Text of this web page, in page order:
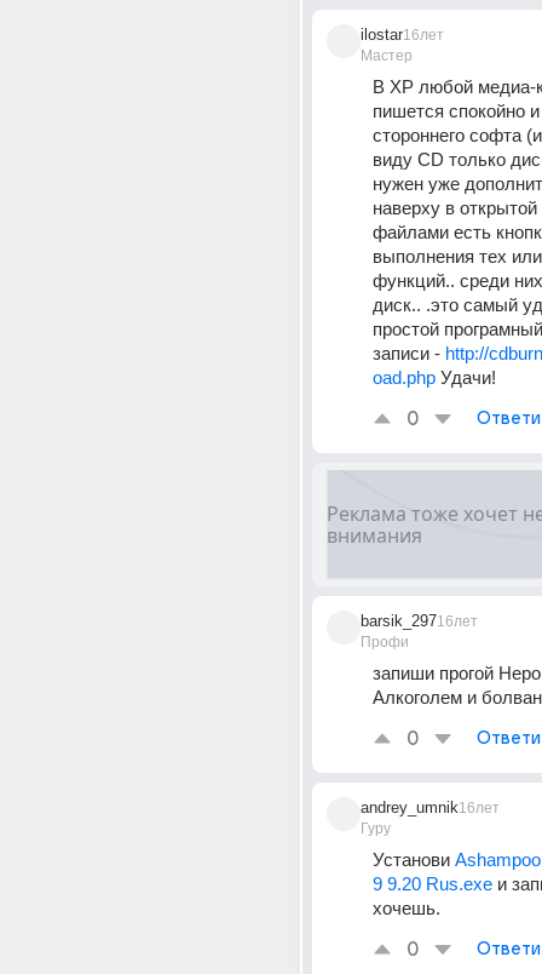
ilostar
Мастер
16лет
В ХР любой медиа-
пишется спокойно
стороннего софта
виду CD только
нужен уже
наверху в открытой
файлами есть
выполнения тех
функций.. среди
диск.. .это самый
простой
записи - http://
oad.php Удачи!
0
barsik_297
Профи
16лет
запиши прогой
Алкоголем и
0
andrey_umnik
Гуру
16лет
Установи
9 9.20 Rus.exe и
хочешь.
0